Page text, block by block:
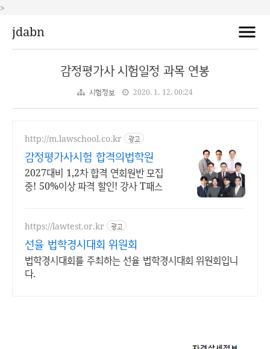
>
jdabn
감정평가사 시험일정 과목 연봉
시험정보 2020. 1. 12. 00:24
http://m.lawschool.co.kr 광고
감정평가사시험 합격의법학원
2027대비 1,2차 합격 연회원반 모집
중! 50%이상 파격 할인! 강사 T패스
https://lawtest.or.kr 광고
선율 법학경시대회 위원회
법학경시대회를 주최하는 선율 법학경시대회 위원회입니
다.